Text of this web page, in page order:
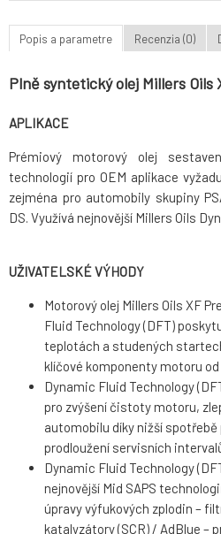
Popis a parametre Recenzia (0)
Plně syntetický olej Millers Oils
APLIKACE
Prémiový motorový olej
technologií pro OEM aplikace
zejména pro automobily skupiny
DS. Využívá nejnovější Millers Oils
UŽIVATELSKÉ VÝHODY
Motorový olej Millers Oils XF
Fluid Technology (DFT)
teplotách a studených
klíčové komponenty motoru od
Dynamic Fluid Technology
pro zvýšení čistoty motoru,
automobilu díky nižší
prodloužení servisních
Dynamic Fluid Technology
nejnovější Mid SAPS
úpravy výfukových zplodin –
katalyzátory (SCR) / AdBlue –